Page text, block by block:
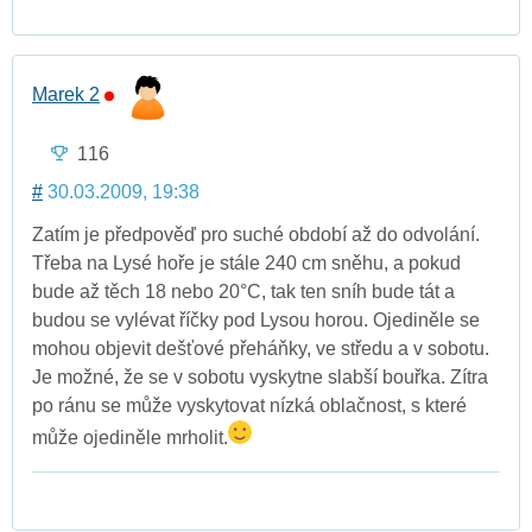
Marek 2
116
# 30.03.2009, 19:38
Zatím je předpověď pro suché období až do odvolání.
Třeba na Lysé hoře je stále 240 cm sněhu, a pokud
bude až těch 18 nebo 20°C, tak ten sníh bude tát a
budou se vylévat říčky pod Lysou horou. Ojediněle se
mohou objevit dešťové přeháňky, ve středu a v sobotu.
Je možné, že se v sobotu vyskytne slabší bouřka. Zítra
po ránu se může vyskytovat nízká oblačnost, s které
může ojediněle mrholit.